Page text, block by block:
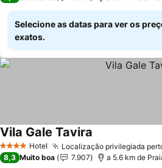
Selecione as datas para ver os
exatos.
4 EstrelasHotel Localização privilegiada
Vila Gale Tavira
8,3 Muito boa 7.907 a 5.6 km de